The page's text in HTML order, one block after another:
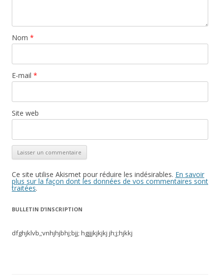
Nom *
E-mail *
Site web
Ce site utilise Akismet pour réduire les indésirables. En savoir
plus sur la façon dont les données de vos commentaires sont
traitées.
BULLETIN D’INSCRIPTION
dfghjklvb,;vnhjhjbhj;bjj; hgjjjkjkjkj jh;j;hjkkj